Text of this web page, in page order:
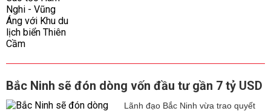
Bắc Ninh sẽ đón dòng vốn đầu tư gần 7 tỷ USD
Lãnh đạo Bắc Ninh vừa trao quyết